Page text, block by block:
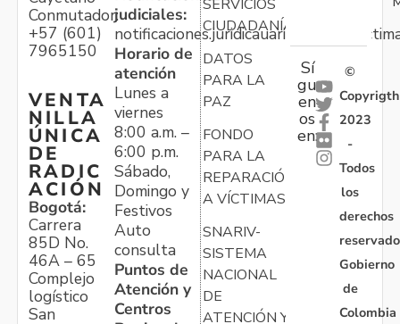
Conmutador:
+57 (601)
7965150
VENTA
NILLA
ÚNICA
DE
RADIC
ACIÓN
Bogotá:
Carrera
85D No.
46A – 65
Complejo
logístico
San
judiciales:
Horario de
atención
Lunes a
viernes
8:00 a.m. –
6:00 p.m.
Sábado,
Domingo y
Festivos
Auto
consulta
Puntos de
Atención y
Centros
SERVICIOS
CIUDADANÍA
DATOS
PARA LA
PAZ
FONDO
PARA LA
REPARACIÓN
A VÍCTIMAS
SNARIV-
SISTEMA
NACIONAL
DE
ATENCIÓN Y
Sí
gu
en
os
en:
©
Copyrigth
2023
-
Todos
los
derechos
Gobierno
de
Colombia